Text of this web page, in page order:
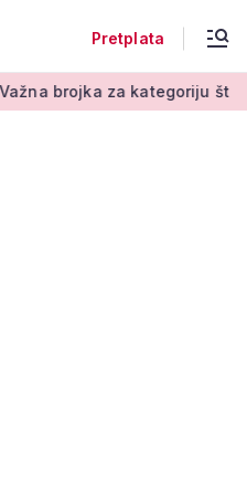
Pretplata
štednje u drugom